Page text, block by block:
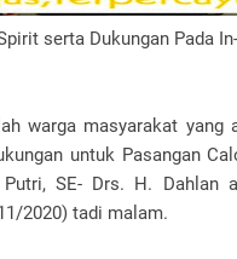
serta Dukungan Pada
warga masyarakat
untuk Pasangan
SE- Drs. H. Dahlan
2020) tadi malam.